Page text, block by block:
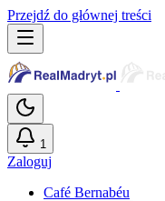
Przejdź do głównej treści
1
Zaloguj
Café Bernabéu